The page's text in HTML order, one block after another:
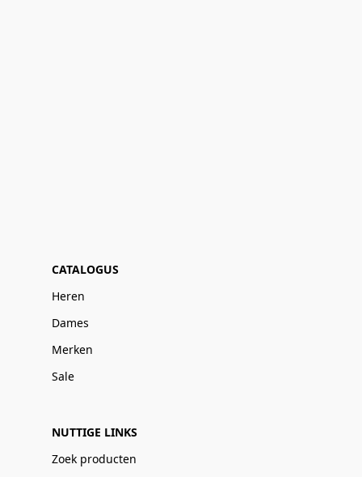
CATALOGUS
Heren
Dames
Merken
Sale
NUTTIGE LINKS
Zoek producten